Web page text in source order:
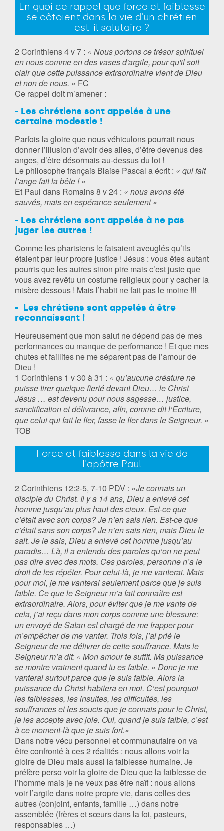
En quoi ce rappel que force et faiblesse
se côtoient dans la vie d'un chrétien
est-il salutaire ?
2 Corinthiens 4 v 7 : « Nous portons ce trésor spirituel
en nous comme en des vases d'argile, pour qu'il soit
clair que cette puissance extraordinaire vient de Dieu
et non de nous. » FC
Ce rappel doit m’amener :
- Les chrétiens sont appelés à une
certaine modestie !
Parfois la gloire que nous véhiculons pourrait nous
donner l’illusion d’avoir des ailes, d’être devenus des
anges, d’être désormais au-dessus du lot !
Le philosophe français Blaise Pascal a écrit : « qui fait
l’ange fait la bête ! »
Et Paul dans Romains 8 v 24 : « nous avons été
sauvés, mais en espérance seulement »
- Les chrétiens sont appelés à ne pas
juger les autres !
Comme les pharisiens le faisaient aveuglés qu’ils
étaient par leur propre justice ! Jésus : vous êtes autant
pourris que les autres sinon pire mais c’est juste que
vous avez revêtu un costume religieux pour y cacher la
misère dessous ! Mais l’habit ne fait pas le moine !!!
- Les chrétiens sont appelés à être
reconnaissant !
Heureusement que mon salut ne dépend pas de mes
performances ou manque de performance ! Et que mes
chutes et faillites ne me séparent pas de l’amour de
Dieu !
1 Corinthiens 1 v 30 à 31 : « qu’aucune créature ne
puisse tirer quelque fierté devant Dieu… le Christ
Jésus … est devenu pour nous sagesse… justice,
sanctification et délivrance, afin, comme dit l’Ecriture,
que celui qui fait le fier, fasse le fier dans le Seigneur. »
TOB
Force et faiblesse dans la vie de
l'apôtre Paul
2 Corinthiens 12:2-5, 7-10 PDV : «Je connais un
disciple du Christ. Il y a 14 ans, Dieu a enlevé cet
homme jusqu’au plus haut des cieux. Est-ce que
c’était avec son corps? Je n’en sais rien. Est-ce que
c’était sans son corps? Je n’en sais rien, mais Dieu le
sait. Je le sais, Dieu a enlevé cet homme jusqu’au
paradis… Là, il a entendu des paroles qu’on ne peut
pas dire avec des mots. Ces paroles, personne n’a le
droit de les répéter. Pour celui-là, je me vanterai. Mais
pour moi, je me vanterai seulement parce que je suis
faible. Ce que le Seigneur m’a fait connaître est
extraordinaire. Alors, pour éviter que je me vante de
cela, j’ai reçu dans mon corps comme une blessure:
un envoyé de Satan est chargé de me frapper pour
m’empêcher de me vanter. Trois fois, j’ai prié le
Seigneur de me délivrer de cette souffrance. Mais le
Seigneur m’a dit: « Mon amour te suffit. Ma puissance
se montre vraiment quand tu es faible. » Donc je me
vanterai surtout parce que je suis faible. Alors la
puissance du Christ habitera en moi. C’est pourquoi
les faiblesses, les insultes, les difficultés, les
souffrances et les soucis que je connais pour le Christ,
je les accepte avec joie. Oui, quand je suis faible, c’est
à ce moment-là que je suis fort.»
Dans notre vécu personnel et communautaire on va
être confronté à ces 2 réalités : nous allons voir la
gloire de Dieu mais aussi la faiblesse humaine. Je
préfère perso voir la gloire de Dieu que la faiblesse de
l’homme mais je ne veux pas être naïf : nous allons
voir l’argile dans notre propre vie, dans celles des
autres (conjoint, enfants, famille …) dans notre
assemblée (frères et sœurs dans la foi, pasteurs,
responsables …)